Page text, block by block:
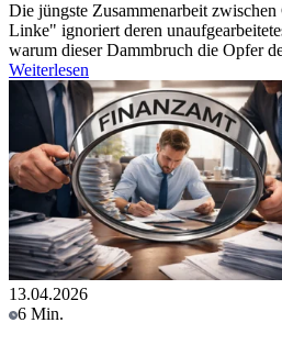
Die jüngste Zusammenarbeit
Linke" ignoriert deren
warum dieser Dammbruch die Opfer
Weiterlesen
13.04.2026
6 Min.